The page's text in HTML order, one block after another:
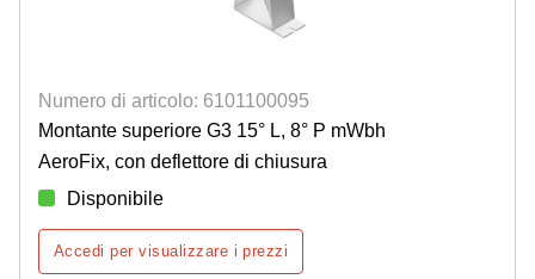
Numero di articolo: 6101100095
Montante superiore G3 15° L, 8° P mWbh
AeroFix, con deflettore di chiusura
Disponibile
Accedi per visualizzare i prezzi